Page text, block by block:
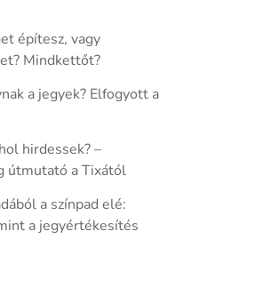
építesz, vagy
Mindkettőt?
a jegyek? Elfogyott a
hirdessek? –
útmutató a Tixától
a színpad elé:
a jegyértékesítés